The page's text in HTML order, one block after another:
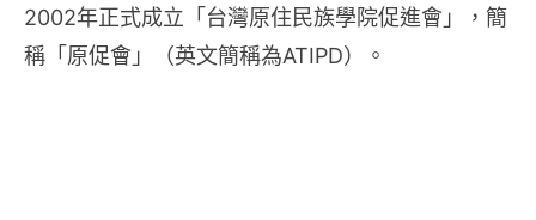
2002年正式成立「台灣原住民族學院促進會」，簡
稱「原促會」（英文簡稱為ATIPD）。